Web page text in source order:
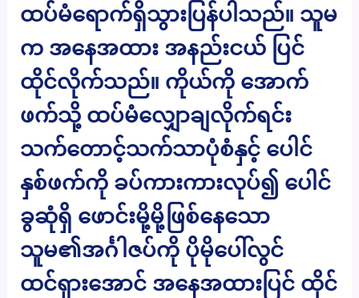
ထပ်မံရောက်ရှိသွားပြန်ပါသည်။ သူမ
က အနေအထား အနည်းငယ် ပြင်
ထိုင်လိုက်သည်။ ကိုယ်ကို အောက်
ဖက်သို့ ထပ်မံလျှောချလိုက်ရင်း
သက်တောင့်သက်သာပုံစံနှင့် ပေါင်
နှစ်ဖက်ကို ခပ်ကားကားလုပ်၍ ပေါင်
ခွဆုံရှိ ဖောင်းမို့မို့ဖြစ်နေသော
သူမ၏အင်္ဂါဇပ်ကို ပိုမိုပေါ်လွင်
ထင်ရှားအောင် အနေအထားပြင် ထိုင်